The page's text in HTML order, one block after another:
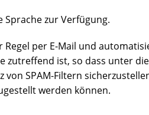
zur Verfügung.
per E-Mail und
zutreffend ist, so dass unter
SPAM-Filtern
werden können.